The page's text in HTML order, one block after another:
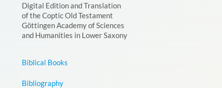
Digital Edition and Translation
of the Coptic Old Testament
Göttingen Academy of Sciences
and Humanities in Lower Saxony
Biblical Books
Bibliography